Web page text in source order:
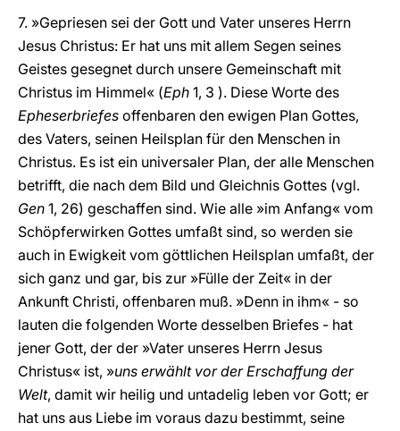
7. »Gepriesen sei der Gott und Vater unseres Herrn
Jesus Christus: Er hat uns mit allem Segen seines
Geistes gesegnet durch unsere Gemeinschaft mit
Christus im Himmel« (Eph 1, 3 ). Diese Worte des
Epheserbriefes offenbaren den ewigen Plan Gottes,
des Vaters, seinen Heilsplan für den Menschen in
Christus. Es ist ein universaler Plan, der alle Menschen
betrifft, die nach dem Bild und Gleichnis Gottes (vgl.
Gen 1, 26) geschaffen sind. Wie alle »im Anfang« vom
Schöpferwirken Gottes umfaßt sind, so werden sie
auch in Ewigkeit vom göttlichen Heilsplan umfaßt, der
sich ganz und gar, bis zur »Fülle der Zeit« in der
Ankunft Christi, offenbaren muß. »Denn in ihm« - so
lauten die folgenden Worte desselben Briefes - hat
jener Gott, der der »Vater unseres Herrn Jesus
Christus« ist, »uns erwählt vor der Erschaffung der
Welt, damit wir heilig und untadelig leben vor Gott; er
hat uns aus Liebe im voraus dazu bestimmt, seine